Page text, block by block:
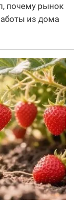
почему рынок
из дома